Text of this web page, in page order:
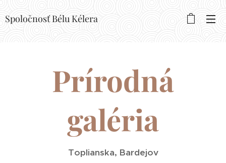
Spoločnosť Bélu Kélera
Prírodná
galéria
Toplianska, Bardejov